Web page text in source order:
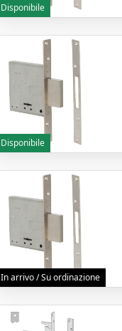
Disponibile
Disponibile
In arrivo / Su ordinazione